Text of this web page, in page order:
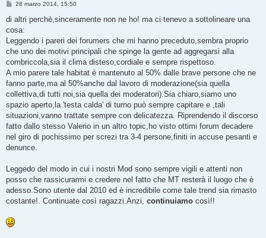
M
s
a
g
g
i
o
28 marzo 2014, 15:50
di altri perchè,sinceramente non ne ho! ma ci tenevo a sottolineare una
cosa:
Leggendo i pareri dei forumers che mi hanno preceduto,sembra proprio
che uno dei motivi principali che spinge la gente ad aggregarsi alla
combriccola,sia il clima disteso,cordiale e sempre rispettoso.
A mio parere tale habitat è mantenuto al 50% dalle brave persone che ne
fanno parte,ma al 50%anche dal lavoro di moderazione(sia quella
collettiva,di tutti noi,sia quella dei moderatori).Sia chiaro,siamo uno
spazio aperto,la 'testa calda' di turno può sempre capitare e ,tali
situazioni,vanno trattate sempre con delicatezza. Riprendendo il discorso
fatto dallo stesso Valerio in un altro topic,ho visto ottimi forum decadere
nel giro di pochissimo per screzi tra 3-4 persone,finiti in accuse pesanti e
denunce.
Leggedo del modo in cui i nostri Mod sono sempre vigili e attenti non
posso che rassicurarmi e credere nel fatto che MT resterà il luogo che è
adesso.Sono utente dal 2010 ed è incredibile come tale trend sia rimasto
costante!. Continuate così ragazzi.Anzi, continuiamo così!!